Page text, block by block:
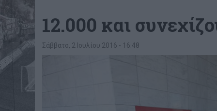
12.000 και
Σάββατο, 2 Ιουλίου 2016 - 16:48